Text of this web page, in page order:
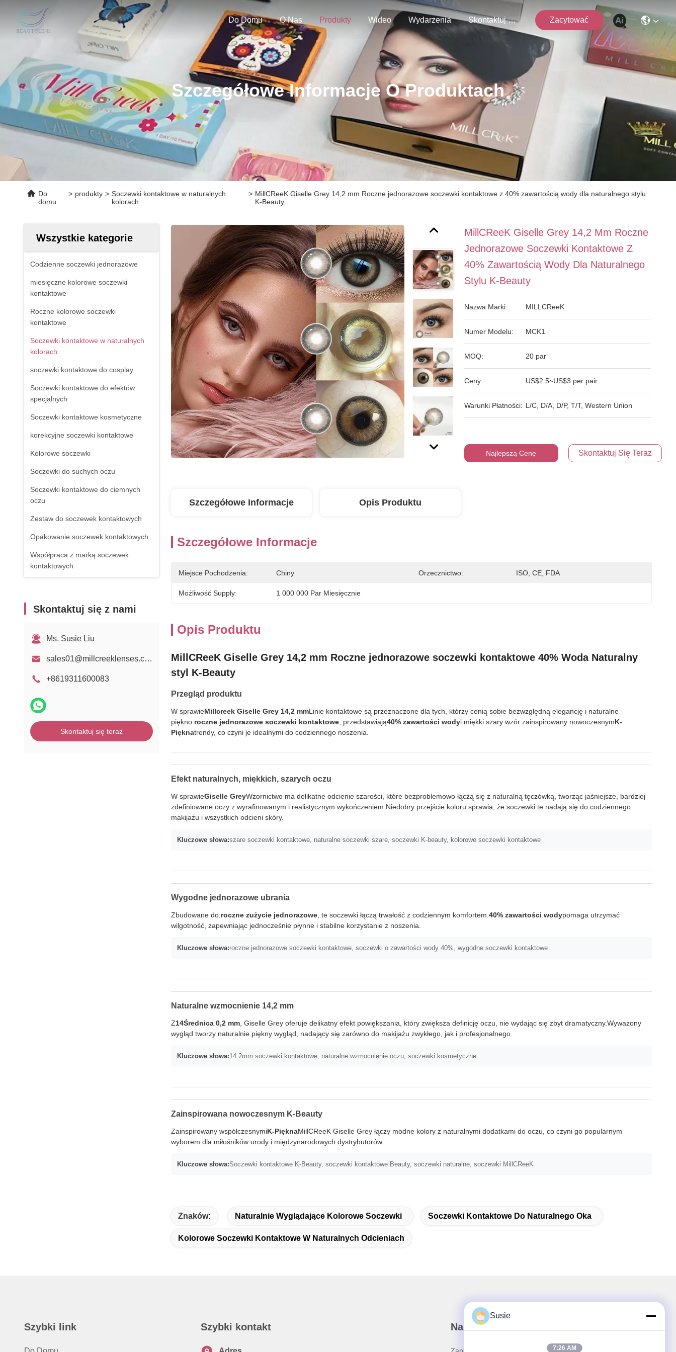
Do Domu O Nas Produkty Wideo Wydarzenia Skontaktuj Się Z Nami Zacytować
Szczegółowe Informacje O Produktach
Do
domu
> produkty > Soczewki kontaktowe w naturalnych
kolorach
> MillCReeK Giselle Grey 14,2 mm Roczne jednorazowe soczewki kontaktowe z 40% zawartością wody dla naturalnego stylu
K-Beauty
Wszystkie kategorie
Codzienne soczewki jednorazowe
miesięczne kolorowe soczewki
kontaktowe
Roczne kolorowe soczewki
kontaktowe
Soczewki kontaktowe w naturalnych
kolorach
soczewki kontaktowe do cosplay
Soczewki kontaktowe do efektów
specjalnych
Soczewki kontaktowe kosmetyczne
korekcyjne soczewki kontaktowe
Kolorowe soczewki
Soczewki do suchych oczu
Soczewki kontaktowe do ciemnych
oczu
Zestaw do soczewek kontaktowych
Opakowanie soczewek kontaktowych
Współpraca z marką soczewek
kontaktowych
Skontaktuj się z nami
Ms. Susie Liu
sales01@millcreeklenses.com
+8619311600083
Skontaktuj się teraz
MillCReeK Giselle Grey 14,2 Mm Roczne
Jednorazowe Soczewki Kontaktowe Z
40% Zawartością Wody Dla Naturalnego
Stylu K-Beauty
Nazwa Marki: MILLCReeK
Numer Modelu: MCK1
MOQ: 20 par
Ceny: US$2.5~US$3 per pair
Warunki Płatności: L/C, D/A, D/P, T/T, Western Union
Najlepszą Cenę Skontaktuj Się Teraz
Szczegółowe Informacje Opis Produktu
Szczegółowe Informacje
Miejsce Pochodzenia: Chiny Orzecznictwo: ISO, CE, FDA
Możliwość Supply: 1 000 000 Par Miesięcznie
Opis Produktu
MillCReeK Giselle Grey 14,2 mm Roczne jednorazowe soczewki kontaktowe 40% Woda Naturalny
styl K-Beauty
Przegląd produktu
W sprawieMillcreek Giselle Grey 14,2 mmLinie kontaktowe są przeznaczone dla tych, którzy cenią sobie bezwzględną elegancję i naturalne
piękno. roczne jednorazowe soczewki kontaktowe , przedstawiają40% zawartości wodyi miękki szary wzór zainspirowany nowoczesnymK-
Pięknatrendy, co czyni je idealnymi do codziennego noszenia.
Efekt naturalnych, miękkich, szarych oczu
W sprawieGiselle GreyWzornictwo ma delikatne odcienie szarości, które bezproblemowo łączą się z naturalną tęczówką, tworząc jaśniejsze, bardziej
zdefiniowane oczy z wyrafinowanym i realistycznym wykończeniem.Niedobry przejście koloru sprawia, że soczewki te nadają się do codziennego
makijażu i wszystkich odcieni skóry.
Kluczowe słowa:szare soczewki kontaktowe, naturalne soczewki szare, soczewki K-beauty, kolorowe soczewki kontaktowe
Wygodne jednorazowe ubrania
Zbudowane do:roczne zużycie jednorazowe , te soczewki łączą trwałość z codziennym komfortem. 40% zawartości wodypomaga utrzymać
wilgotność, zapewniając jednocześnie płynne i stabilne korzystanie z noszenia.
Kluczowe słowa:roczne jednorazowe soczewki kontaktowe, soczewki o zawartości wody 40%, wygodne soczewki kontaktowe
Naturalne wzmocnienie 14,2 mm
Z14Średnica 0,2 mm , Giselle Grey oferuje delikatny efekt powiększania, który zwiększa definicję oczu, nie wydając się zbyt dramatyczny.Wyważony
wygląd tworzy naturalnie piękny wygląd, nadający się zarówno do makijażu zwykłego, jak i profesjonalnego.
Kluczowe słowa:14.2mm soczewki kontaktowe, naturalne wzmocnienie oczu, soczewki kosmetyczne
Zainspirowana nowoczesnym K-Beauty
Zainspirowany współczesnymiK-PięknaMillCReeK Giselle Grey łączy modne kolory z naturalnymi dodatkami do oczu, co czyni go popularnym
wyborem dla miłośników urody i międzynarodowych dystrybutorów.
Kluczowe słowa:Soczewki kontaktowe K-Beauty, soczewki kontaktowe Beauty, soczewki naturalne, soczewki MillCReeK
Znaków: Naturalnie Wyglądające Kolorowe Soczewki Soczewki Kontaktowe Do Naturalnego Oka
Kolorowe Soczewki Kontaktowe W Naturalnych Odcieniach
Szybki link Szybki kontakt Nasz biuletyn
Susie
7:26 AM